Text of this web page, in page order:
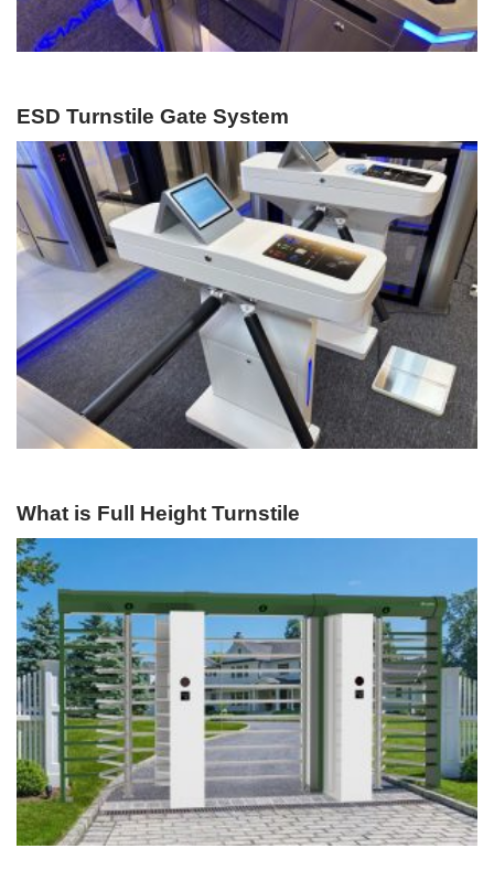
ESD Turnstile Gate System
What is Full Height Turnstile